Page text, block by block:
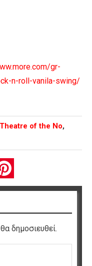
gr-
n-roll-vanila-swing/
Theatre of the No,
δημοσιευθεί.